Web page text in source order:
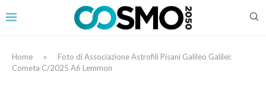
Home »
Foto di Associazione Astrofili Pisani Galileo Galilei:
Cometa C/2025 A6 Lemmon